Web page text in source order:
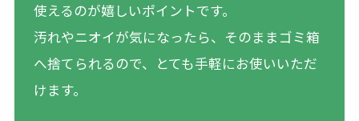
使えるのが嬉しいポイントです。
汚れやニオイが気になったら、そのままゴミ箱
へ捨てられるので、とても手軽にお使いいただ
けます。